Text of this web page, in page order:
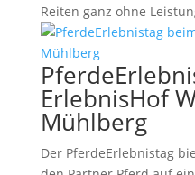
Reiten ganz ohne
ErlebnisHof
Mühlberg
Der PferdeErlebnistag